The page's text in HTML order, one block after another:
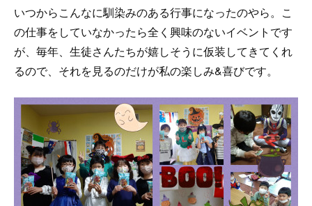
いつからこんなに馴染みのある行事になったのやら。こ
の仕事をしていなかったら全く興味のないイベントです
が、毎年、生徒さんたちが嬉しそうに仮装してきてくれ
るので、それを見るのだけが私の楽しみ&喜びです。